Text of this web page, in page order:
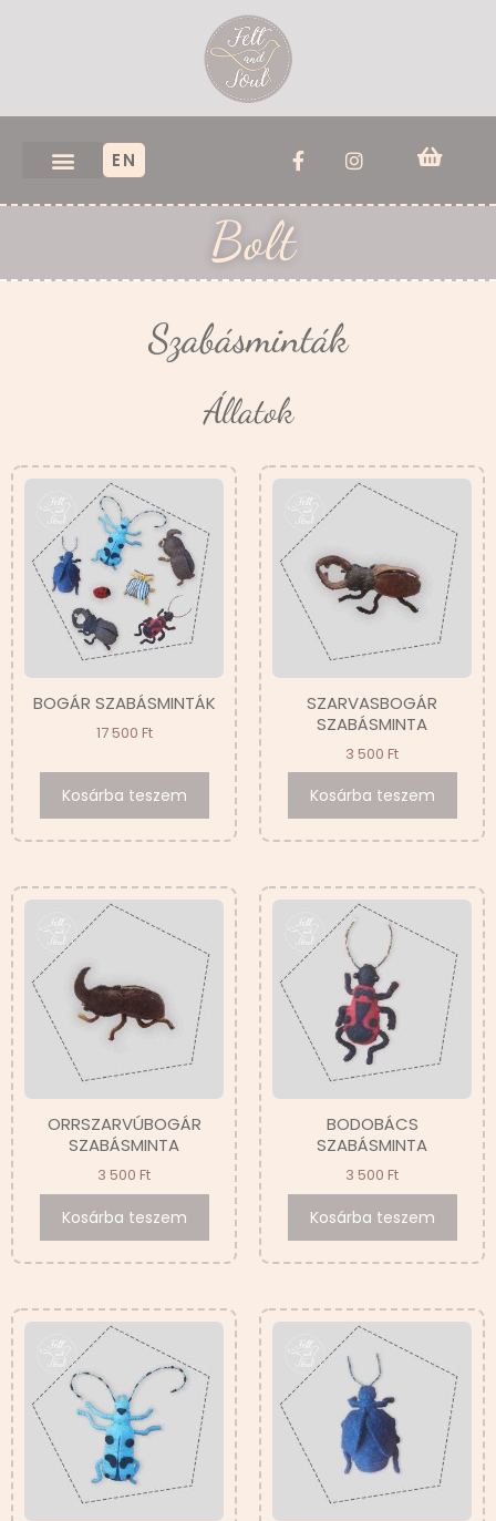
EN
Bolt
Szabásminták
Állatok
BOGÁR SZABÁSMINTÁK
17 500 Ft
Kosárba teszem
SZARVASBOGÁR
SZABÁSMINTA
3 500 Ft
Kosárba teszem
ORRSZARVÚBOGÁR
SZABÁSMINTA
3 500 Ft
Kosárba teszem
BODOBÁCS
SZABÁSMINTA
3 500 Ft
Kosárba teszem